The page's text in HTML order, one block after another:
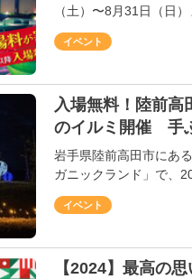
（土）〜8月31日（日
イベント
入場無料！陸前高
のイルミ開催 手
岩手県陸前高田市にあ
ガニックランド」で、
イベント
【2024】最高の